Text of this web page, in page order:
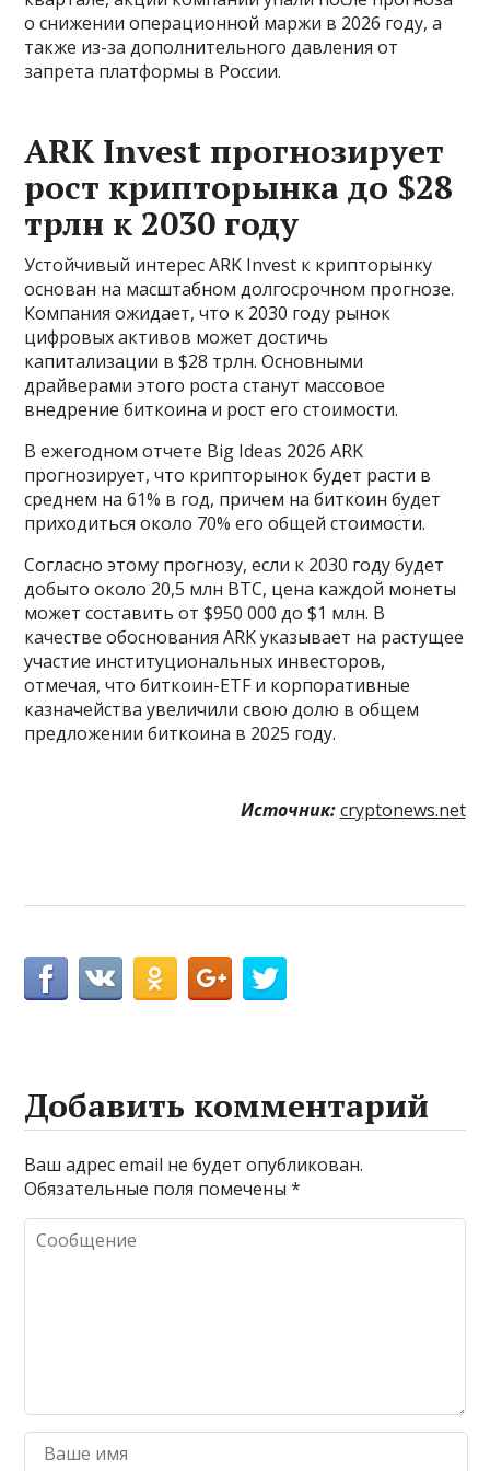
о снижении операционной маржи в 2026 году, а
также из-за дополнительного давления от
запрета платформы в России.
ARK Invest прогнозирует
рост крипторынка до $28
трлн к 2030 году
Устойчивый интерес ARK Invest к крипторынку
основан на масштабном долгосрочном прогнозе.
Компания ожидает, что к 2030 году рынок
цифровых активов может достичь
капитализации в $28 трлн. Основными
драйверами этого роста станут массовое
внедрение биткоина и рост его стоимости.
В ежегодном отчете Big Ideas 2026 ARK
прогнозирует, что крипторынок будет расти в
среднем на 61% в год, причем на биткоин будет
приходиться около 70% его общей стоимости.
Согласно этому прогнозу, если к 2030 году будет
добыто около 20,5 млн BTC, цена каждой монеты
может составить от $950 000 до $1 млн. В
качестве обоснования ARK указывает на растущее
участие институциональных инвесторов,
отмечая, что биткоин-ETF и корпоративные
казначейства увеличили свою долю в общем
предложении биткоина в 2025 году.
Источник: cryptonews.net
Добавить комментарий
Ваш адрес email не будет опубликован.
Обязательные поля помечены*